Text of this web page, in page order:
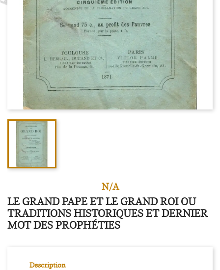
N/A
LE GRAND PAPE ET LE GRAND ROI OU
TRADITIONS HISTORIQUES ET DERNIER
MOT DES PROPHÉTIES
Description